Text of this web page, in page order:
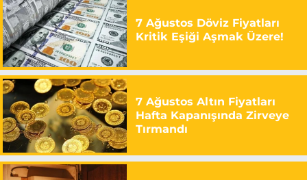
7 Ağustos Döviz Fiyatları
Kritik Eşiği Aşmak Üzere!
7 Ağustos Altın Fiyatları
Hafta Kapanışında Zirveye
Tırmandı